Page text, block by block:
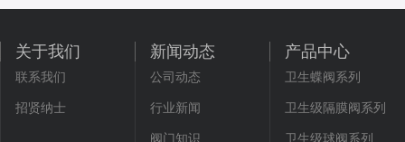
关于我们
联系我们
招贤纳士
新闻动态
公司动态
行业新闻
阀门知识
产品中心
卫生蝶阀系列
卫生级隔膜阀系列
卫生级球阀系列